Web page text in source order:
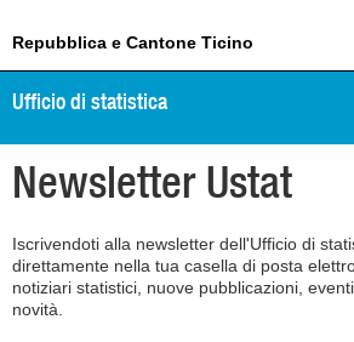
Repubblica e Cantone Ticino
Ufficio di statistica
Newsletter Ustat
Iscrivendoti alla newsletter dell'Ufficio di
direttamente nella tua casella di posta
notiziari statistici, nuove pubblicazioni,
novità.